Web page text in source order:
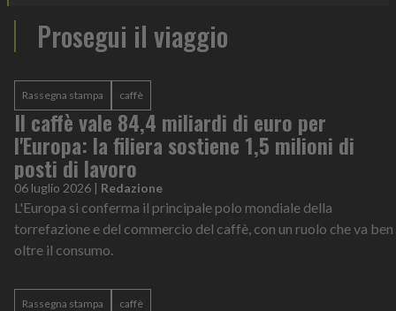
Prosegui il viaggio
Rassegna stampa caffè
Il caffè vale 84,4 miliardi di euro per
l'Europa: la filiera sostiene 1,5 milioni di
posti di lavoro
06 luglio 2026 | Redazione
L'Europa si conferma il principale polo mondiale della
torrefazione e del commercio del caffè, con un ruolo che va ben
oltre il consumo.
Rassegna stampa caffè